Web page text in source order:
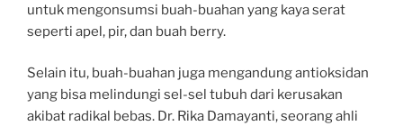
untuk mengonsumsi buah-buahan yang kaya serat
seperti apel, pir, dan buah berry.
Selain itu, buah-buahan juga mengandung antioksidan
yang bisa melindungi sel-sel tubuh dari kerusakan
akibat radikal bebas. Dr. Rika Damayanti, seorang ahli